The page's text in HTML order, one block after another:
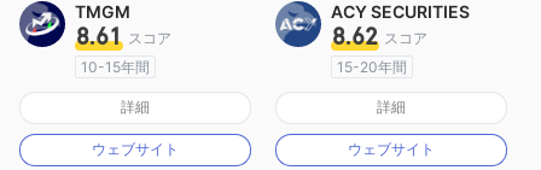
TMGM
8.61 スコア
10-15年間
オーストラリア規制
マーケットメイキングライセンス（MM）
MT4フルライセンス
詳細
ウェブサイト
ACY SECURITIES
8.62 スコア
15-20年間
オーストラリア規制
マーケットメイキングライセンス（MM）
MT4フルライセンス
詳細
ウェブサイト